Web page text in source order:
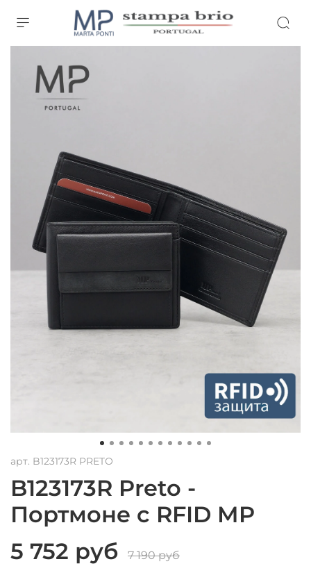
арт. B123173R PRETO
B123173R Preto -
Портмоне с RFID MP
5 752 руб 7 190 руб